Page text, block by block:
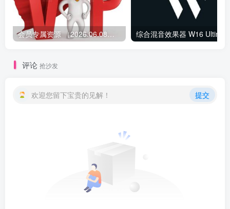
会员专属资源 （2026.06.08更新）
评论 抢沙发
欢迎您留下宝贵的见解！ 提交